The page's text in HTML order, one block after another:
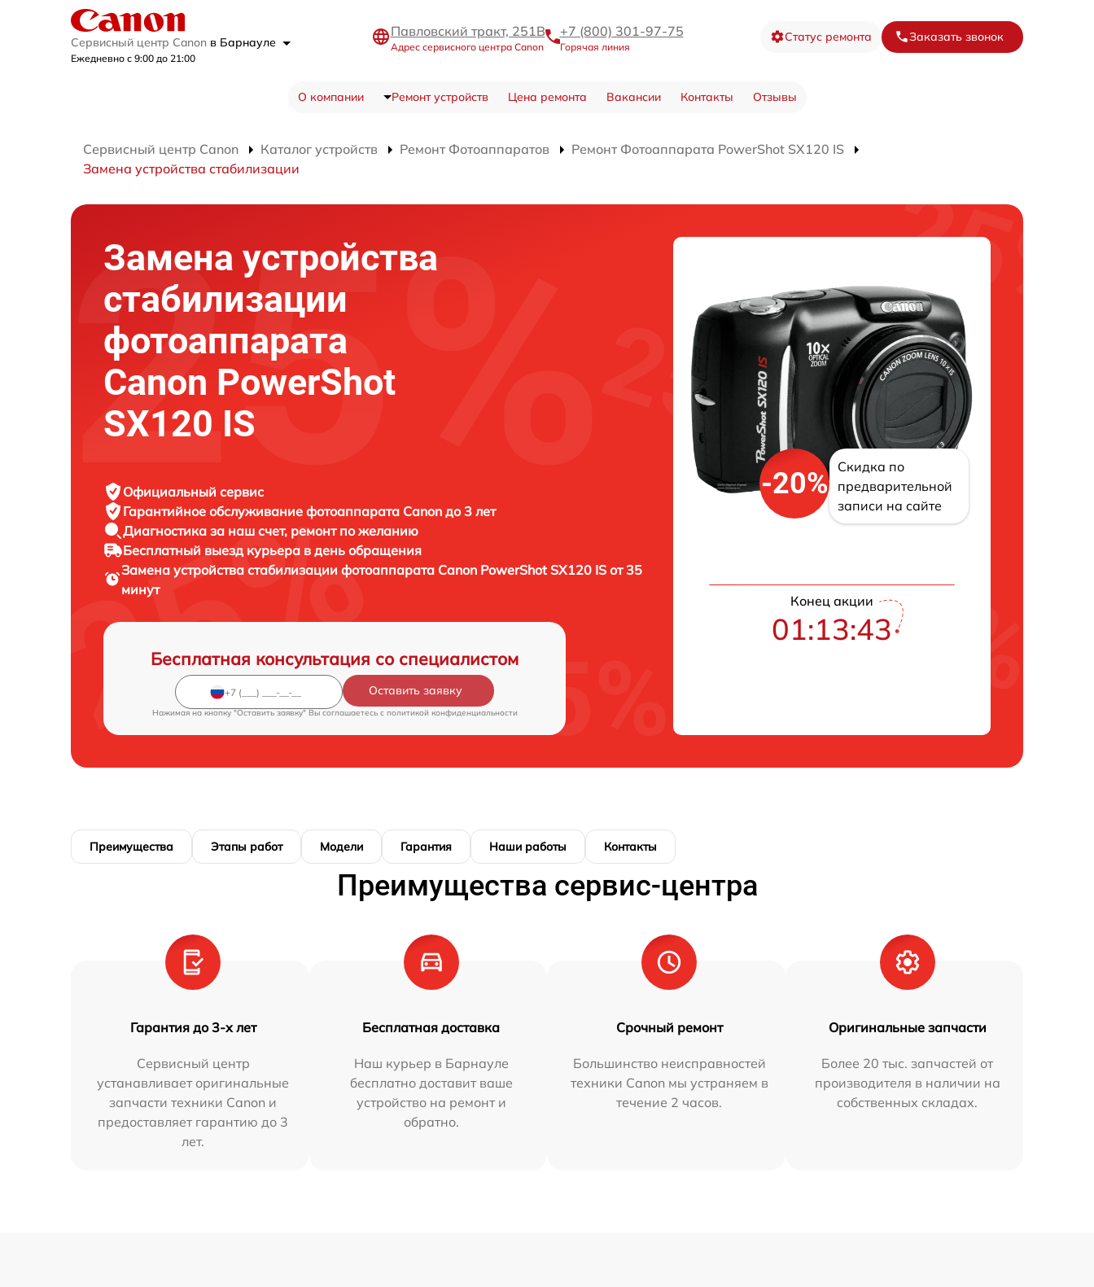
Сервисный центр Canon в Барнауле
Ежедневно с 9:00 до 21:00
Павловский тракт, 251В
Адрес сервисного центра Canon
+7 (800) 301-97-75
Горячая линия
Статус ремонта Заказать звонок
О компании Ремонт устройств Цена ремонта Вакансии Контакты Отзывы
Сервисный центр Canon Каталог устройств Ремонт Фотоаппаратов
Ремонт Фотоаппарата PowerShot SX120 IS
Замена устройства стабилизации
Замена устройства
стабилизации
фотоаппарата
Canon PowerShot
SX120 IS
Официальный сервис
Гарантийное обслуживание фотоаппарата Canon до 3 лет
Диагностика за наш счет, ремонт по желанию
Бесплатный выезд курьера в день обращения
Замена устройства стабилизации фотоаппарата Canon PowerShot SX120 IS от 35
минут
Бесплатная консультация со специалистом
Оставить заявку
Нажимая на кнопку "Оставить заявку" Вы соглашаетесь c политикой конфиденциальности
-20%
Скидка по
предварительной
записи на сайте
Конец акции
01:13:42
Преимущества Этапы работ Модели Гарантия Наши работы Контакты
Преимущества сервис-центра
Гарантия до 3-х лет
Сервисный центр
устанавливает оригинальные
запчасти техники Canon и
предоставляет гарантию до 3
лет.
Бесплатная доставка
Наш курьер в Барнауле
бесплатно доставит ваше
устройство на ремонт и
обратно.
Срочный ремонт
Большинство неисправностей
техники Canon мы устраняем в
течение 2 часов.
Оригинальные запчасти
Более 20 тыс. запчастей от
производителя в наличии на
собственных складах.